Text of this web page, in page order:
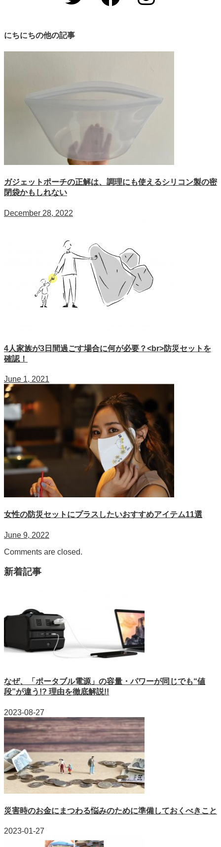
にちにちの他の記事
ガジェットポーチの正解は、調理にも使えるシリコン製の密
閉袋かもしれない
December 28, 2022
4人家族が3日間過ごす場合に何が必要？<br>防災セットを
確認！
June 1, 2021
女性の防災セットにプラスしたいおすすめアイテム11選
June 9, 2022
Comments are closed.
新着記事
なぜ、「ポータブル電源」の容量・パワーが同じでも“値
段”が違う!? 理由を徹底解説!!
2023-08-27
災害時のお金にまつわる悩みのために準備しておくべきこと
2023-01-27